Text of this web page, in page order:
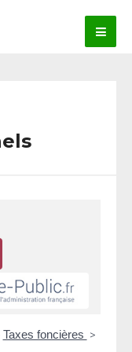
Taxes foncières >